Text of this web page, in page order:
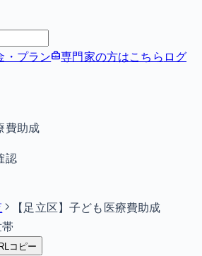
・プラン 専門家の方はこちら ログ
費助成
認
【足立区】子ども医療費助成
コピー